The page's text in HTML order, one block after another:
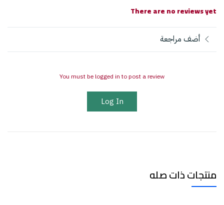
There are no reviews yet
أضف مراجعة
You must be logged in to post a review
Log In
منتجات ذات صله